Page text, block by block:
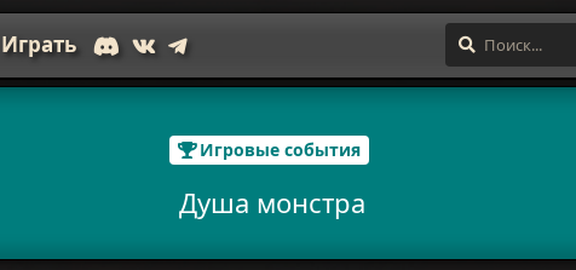
Играть
Игровые события
Душа монстра